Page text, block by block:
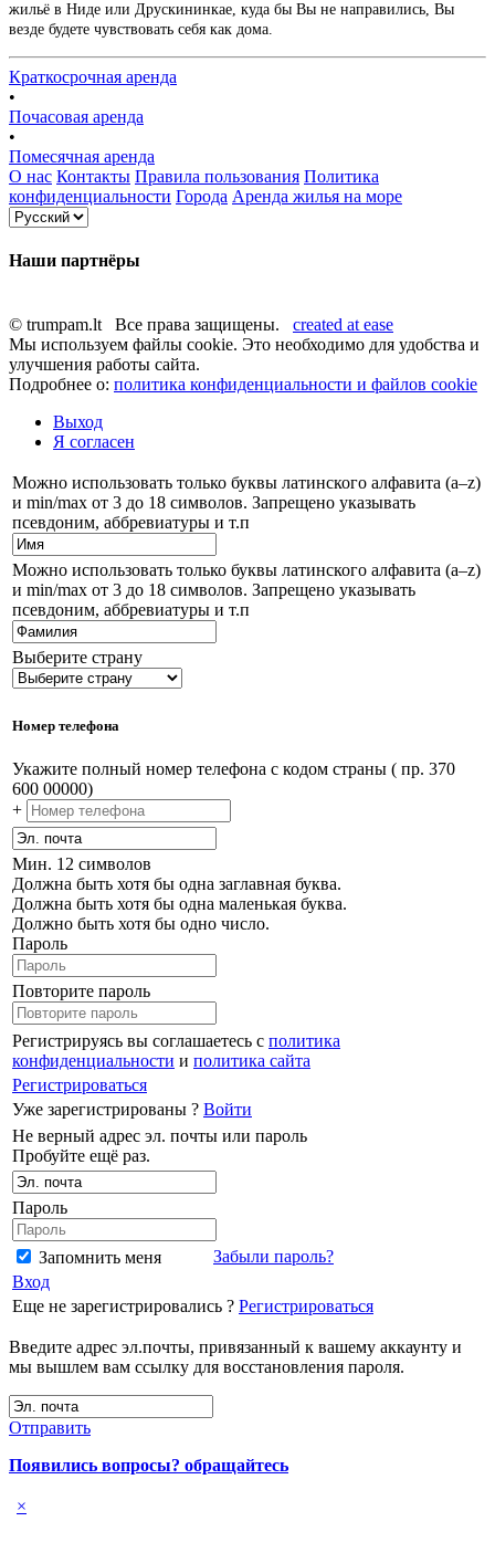
жильё в Ниде или Друскининкае, куда бы Вы не направились, Вы
везде будете чувствовать себя как дома.
Краткосрочная аренда
•
Почасовая аренда
•
Помесячная аренда
О нас Контакты Правила пользования Политика
конфиденциальности Города Аренда жилья на море
Наши партнёры
© trumpam.lt Все права защищены. created at ease
Мы используем файлы cookie. Это необходимо для удобства и
улучшения работы сайта.
Подробнее о: политика конфиденциальности и файлов cookie
Выход
Я согласен
Можно использовать только буквы латинского алфавита (a–z)
и min/max от 3 до 18 символов. Запрещено указывать
псевдоним, аббревиатуры и т.п
Можно использовать только буквы латинского алфавита (a–z)
и min/max от 3 до 18 символов. Запрещено указывать
псевдоним, аббревиатуры и т.п
Выберите страну
Номер телефона
Укажите полный номер телефона с кодом страны ( пр. 370
600 00000)
+
Мин. 12 символов
Должна быть хотя бы одна заглавная буква.
Должна быть хотя бы одна маленькая буква.
Должно быть хотя бы одно число.
Пароль
Повторите пароль
Регистрируясь вы соглашаетесь с политика
конфиденциальности и политика сайта
Регистрироваться
Уже зарегистрированы ? Войти
Не верный адрес эл. почты или пароль
Пробуйте ещё раз.
Пароль
Запомнить меня
Забыли пароль?
Вход
Еще не зарегистрировались ? Регистрироваться
Введите адрес эл.почты, привязанный к вашему аккаунту и
мы вышлем вам ссылку для восстановления пароля.
Отправить
Появились вопросы? обращайтесь
×